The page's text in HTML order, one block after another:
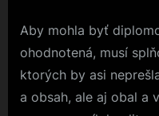
Aby mohla byť
ohodnotená, musí
ktorých by asi
a obsah, ale aj obal a